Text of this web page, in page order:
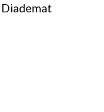
Diademat